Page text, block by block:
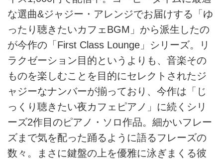
な選曲&ジャジー・アレンジでお届けする「ゆ
ったり聴きたいカフェBGM」から派生したの
が今作の「First Class Lounge」シリーズ。リ
ラクゼーション目的というよりも、音楽その
ものを楽しむことを目的にセレクトされたジ
ャジーなナンバーが揃っており、今作は「じ
っくり聴きたい夜カフェピアノ」に続くシリ
ーズ2作目のピアノ・ソロ作品。細かいフレー
ズまで気を配った踊るように語るフレーズの
数々。まさに鍵盤の上を優雅に泳ぎまくる彼